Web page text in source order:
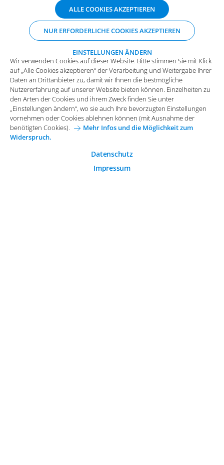
Impressum Datenschutz
Allgemeine Einkaufsbedingungen
Karriere bei Arvato Systems Kontakt
Wir verwenden Cookies auf dieser Website. Bitte stimmen Sie mit Klick
auf „Alle Cookies akzeptieren“ der Verarbeitung und Weitergabe Ihrer
Daten an Drittanbieter zu, damit wir Ihnen die bestmögliche
Nutzererfahrung auf unserer Website bieten können. Einzelheiten zu
den Arten der Cookies und ihrem Zweck finden Sie unter
„Einstellungen ändern“, wo sie auch Ihre bevorzugten Einstellungen
vornehmen oder Cookies ablehnen können (mit Ausnahme der
benötigten Cookies).
Mehr Infos und die Möglichkeit zum
Widerspruch.
Datenschutz
Impressum
ALLE COOKIES AKZEPTIEREN
NUR ERFORDERLICHE COOKIES AKZEPTIEREN
EINSTELLUNGEN ÄNDERN
Wir verwenden Cookies auf dieser Website. Bitte stimmen Sie mit Klick
auf „Alle Cookies akzeptieren“ der Verarbeitung und Weitergabe Ihrer
Daten an Drittanbieter zu, damit wir Ihnen die bestmögliche
Nutzererfahrung auf unserer Website bieten können. Einzelheiten zu
den Arten der Cookies und ihrem Zweck finden Sie unter
„Einstellungen ändern“, wo sie auch Ihre bevorzugten Einstellungen
vornehmen oder Cookies ablehnen können (mit Ausnahme der
benötigten Cookies).
Mehr Infos und die Möglichkeit zum
Widerspruch.
Funktionale Cookies
Diese Cookies sind essenziell wichtig für die einwandfreie
Funktion der Website.
Analytische Cookies
Analytische Cookies werden verwendet, um das